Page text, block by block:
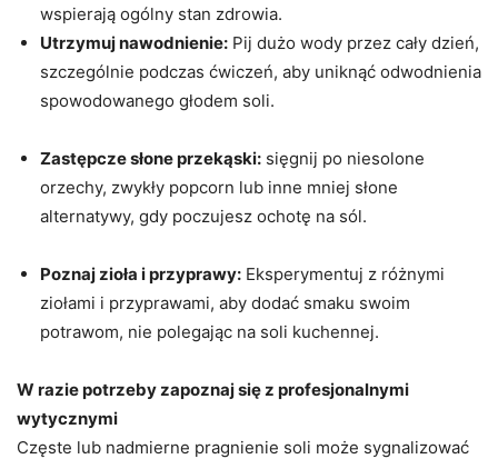
wspierają ogólny stan zdrowia.
Utrzymuj nawodnienie: Pij dużo wody przez cały dzień,
szczególnie podczas ćwiczeń, aby uniknąć odwodnienia
spowodowanego głodem soli.
Zastępcze słone przekąski: sięgnij po niesolone
orzechy, zwykły popcorn lub inne mniej słone
alternatywy, gdy poczujesz ochotę na sól.
Poznaj zioła i przyprawy: Eksperymentuj z różnymi
ziołami i przyprawami, aby dodać smaku swoim
potrawom, nie polegając na soli kuchennej.
W razie potrzeby zapoznaj się z profesjonalnymi
wytycznymi
Częste lub nadmierne pragnienie soli może sygnalizować